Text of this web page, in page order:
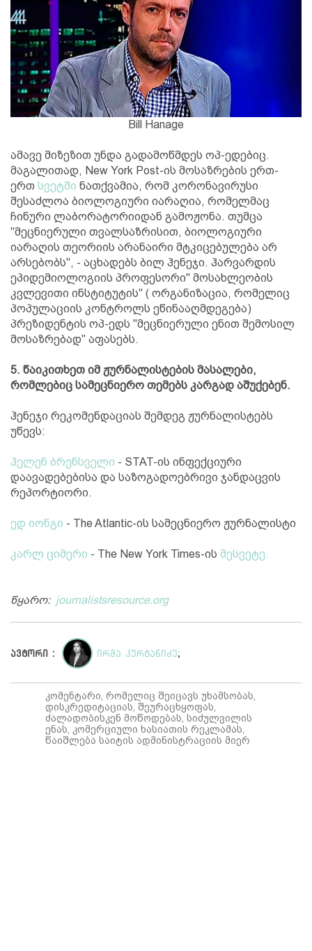
Bill Hanage
ამავე მიზეზით უნდა გადამოწმდეს ოპ-ედებიც.
მაგალითად, New York Post-ის მოსაზრების ერთ-
ერთ სვეტში ნათქვამია, რომ კორონავირუსი
შესაძლოა ბიოლოგიური იარაღია, რომელმაც
ჩინური ლაბორატორიიდან გამოჟონა. თუმცა
"მეცნიერული თვალსაზრისით, ბიოლოგიური
იარაღის თეორიის არანაირი მტკიცებულება არ
არსებობს", - აცხადებს ბილ ჰენეჯი. ჰარვარდის
ეპიდემიოლოგიის პროფესორი" მოსახლეობის
კვლევითი ინსტიტუტის" ( ორგანიზაცია, რომელიც
პოპულაციის კონტროლს ეწინააღმდეგება)
პრეზიდენტის ოპ-ედს "მეცნიერული ენით შემოსილ
მოსაზრებად" აფასებს.
5. წაიკითხეთ იმ ჟურნალისტების მასალები,
რომლებიც სამეცნიერო თემებს კარგად აშუქებენ.
ჰენეჯი რეკომენდაციას შემდეგ ჟურნალისტებს
უწევს:
ჰელენ ბრენსველი - STAT-ის ინფექციური
დაავადებებისა და საზოგადოებრივი ჯანდაცვის
რეპორტიორი.
ედ იონგი - The Atlantic-ის სამეცნიერო ჟურნალისტი
კარლ ციმერი - The New York Times-ის მესვეტე.
წყარო: journalistsresource.org
ავტორი : ირმა კურტანიძე ;
კომენტარი, რომელიც შეიცავს უხამსობას,
დისკრედიტაციას, შეურაცხყოფას,
ძალადობისკენ მოწოდებას, სიძულვილის
ენას, კომერციული ხასიათის რეკლამას,
წაიშლება საიტის ადმინისტრაციის მიერ